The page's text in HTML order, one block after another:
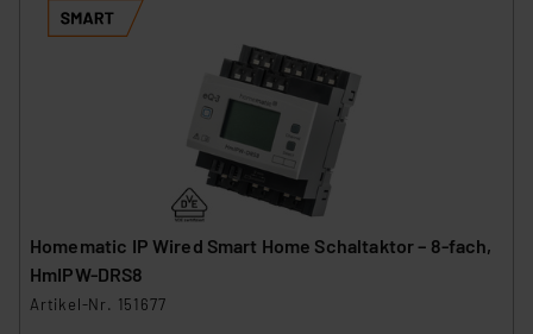
Homematic IP Wired Smart Home Schaltaktor – 8-fach,
HmIPW-DRS8
Artikel-Nr. 151677